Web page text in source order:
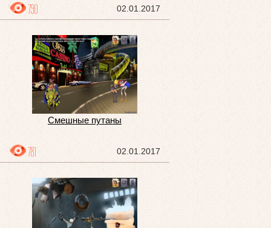
02.01.2017
790
Смешные путаны
02.01.2017
781